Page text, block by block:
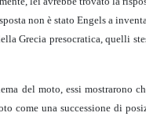
non è stato Engels a
Grecia presocratica, quelli
del moto, essi mostrarono
come una successione di